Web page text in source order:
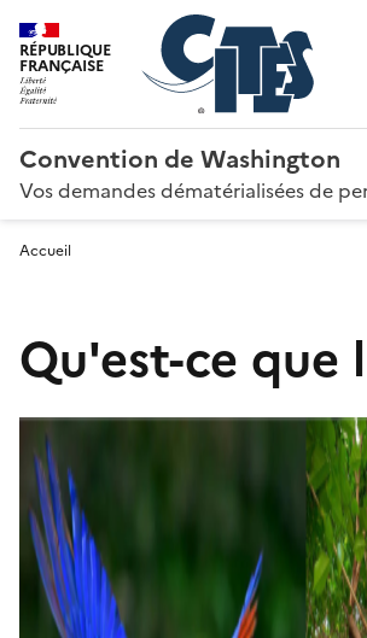
RÉPUBLIQUE
FRANÇAISE
Convention de Washington
Vos demandes dématérialisées de
Accueil
Qu'est-ce que